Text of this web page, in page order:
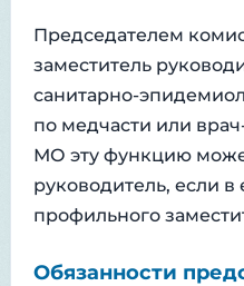
Председателем
заместитель
санитарно-
по медчасти или
МО эту функцию
руководитель, если
профильного
Обязанности